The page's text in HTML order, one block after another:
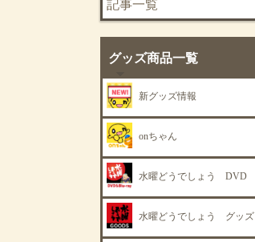
記事一覧
グッズ商品一覧
新グッズ情報
onちゃん
水曜どうでしょう DVD
水曜どうでしょう グッズ